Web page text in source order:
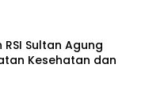
Sultan Agung
Kesehatan dan